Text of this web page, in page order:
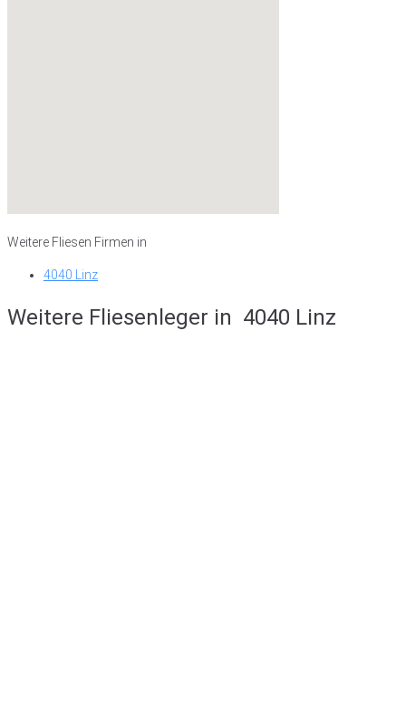
Weitere Fliesen Firmen in
4040 Linz
Weitere Fliesenleger in 4040 Linz